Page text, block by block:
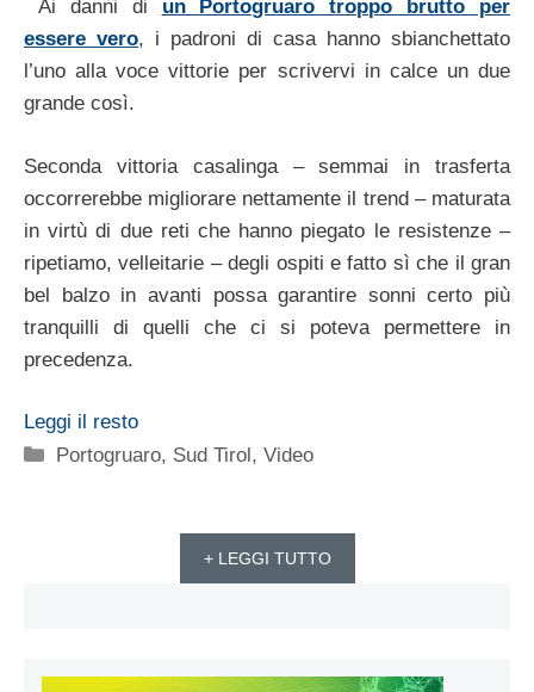
Ai danni di un Portogruaro troppo brutto per
essere vero, i padroni di casa hanno sbianchettato
l’uno alla voce vittorie per scrivervi in calce un due
grande così.
Seconda vittoria casalinga – semmai in trasferta
occorrerebbe migliorare nettamente il trend – maturata
in virtù di due reti che hanno piegato le resistenze –
ripetiamo, velleitarie – degli ospiti e fatto sì che il gran
bel balzo in avanti possa garantire sonni certo più
tranquilli di quelli che ci si poteva permettere in
precedenza.
Leggi il resto
Categorie
Portogruaro, Sud Tirol,Video
+ LEGGI TUTTO